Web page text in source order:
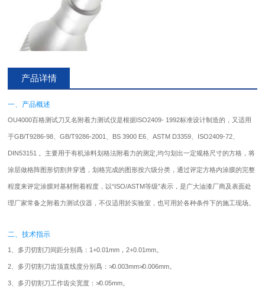
产品详情
一、产品概述
OU4000百格测试刀又名附着力测试仪是根据ISO2409- 1992标准设计制造的，又适用
于GB/T9286-98、GB/T9286-2001、BS 3900 E6、ASTM D3359、ISO2409-72、
DIN53151 。主要用于有机涂料划格法附着力的测定,均匀划出一定规格尺寸的方格，将
涂层做格阵图形切割并穿透，划格完成的图形按六级分类，通过评定方格内涂膜的完整
程度来评定涂膜对基材附着程度，以“ISO/ASTM等级”表示，是广大油漆厂商及表面处
理厂家常备之附着力测试仪器，不仅适用於实验室，也可用於各种条件下的施工现场。
二、技术指示
1、多刃切割刀间距分别爲：1+0.01mm，2+0.01mm。
2、多刃切割刀齿顶直线度分别爲：≯0.003mm≯0.006mm。
3、多刃切割刀工作齿尖宽度：≯0.05mm。